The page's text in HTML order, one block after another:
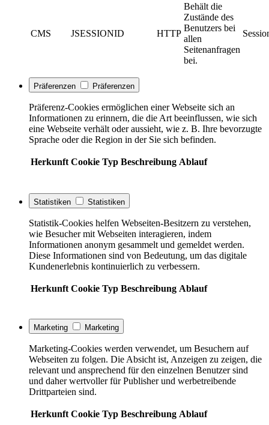
CMS JSESSIONID HTTP
Behält die
Zustände des
Benutzers bei
allen
Seitenanfragen
bei.
Präferenzen Präferenzen
Präferenz-Cookies ermöglichen einer Webseite sich an
Informationen zu erinnern, die die Art beeinflussen, wie sich
eine Webseite verhält oder aussieht, wie z. B. Ihre bevorzugte
Sprache oder die Region in der Sie sich befinden.
Herkunft Cookie Typ Beschreibung Ablauf
Statistiken Statistiken
Statistik-Cookies helfen Webseiten-Besitzern zu verstehen,
wie Besucher mit Webseiten interagieren, indem
Informationen anonym gesammelt und gemeldet werden.
Diese Informationen sind von Bedeutung, um das digitale
Kundenerlebnis kontinuierlich zu verbessern.
Herkunft Cookie Typ Beschreibung Ablauf
Marketing Marketing
Marketing-Cookies werden verwendet, um Besuchern auf
Webseiten zu folgen. Die Absicht ist, Anzeigen zu zeigen, die
relevant und ansprechend für den einzelnen Benutzer sind
und daher wertvoller für Publisher und werbetreibende
Drittparteien sind.
Herkunft Cookie Typ Beschreibung Ablauf